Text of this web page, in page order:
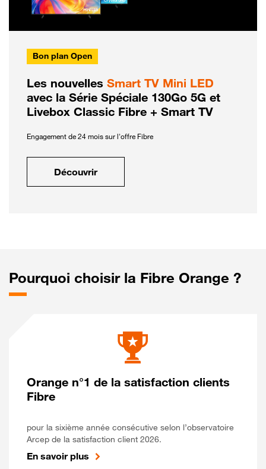
Bon plan Open
Les nouvelles Smart TV Mini LED
avec la Série Spéciale 130Go 5G et
Livebox Classic Fibre + Smart TV
Engagement de 24 mois sur l'offre Fibre
Découvrir
Pourquoi choisir la Fibre Orange ?
Orange n°1 de la satisfaction clients
Fibre
pour la sixième année consécutive selon l’observatoire
Arcep de la satisfaction client 2026.
En savoir plus